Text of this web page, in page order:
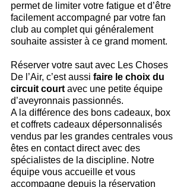
permet de limiter votre fatigue et d’être
facilement accompagné par votre fan
club au complet qui généralement
souhaite assister à ce grand moment.
Réserver votre saut avec Les Choses
De l’Air, c’est aussi faire le choix du
circuit court avec une petite équipe
d’aveyronnais passionnés.
A la différence des bons cadeaux, box
et coffrets cadeaux dépersonnalisés
vendus par les grandes centrales vous
êtes en contact direct avec des
spécialistes de la discipline. Notre
équipe vous accueille et vous
accompagne depuis la réservation